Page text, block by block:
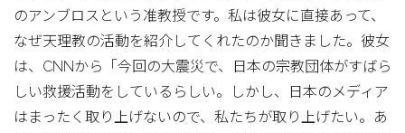
のアンブロスという准教授です。私は彼女に直接あって、
なぜ天理教の活動を紹介してくれたのか聞きました。彼女
は、CNNから「今回の大震災で、日本の宗教団体がすばら
しい救援活動をしているらしい。しかし、日本のメディア
はまったく取り上げないので、私たちが取り上げたい。あ